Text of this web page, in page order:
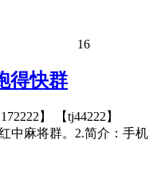
16
得快群
】 【tj44222】
中麻将群。2.简介：手机